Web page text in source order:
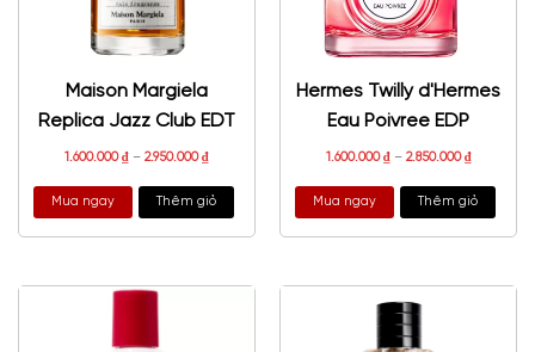
Maison Margiela
Replica Jazz Club EDT
1.600.000₫ – 2.950.000₫
Mua ngay Thêm giỏ
Hermes Twilly d'Hermes
Eau Poivree EDP
1.600.000₫– 2.850.000₫
Mua ngay Thêm giỏ